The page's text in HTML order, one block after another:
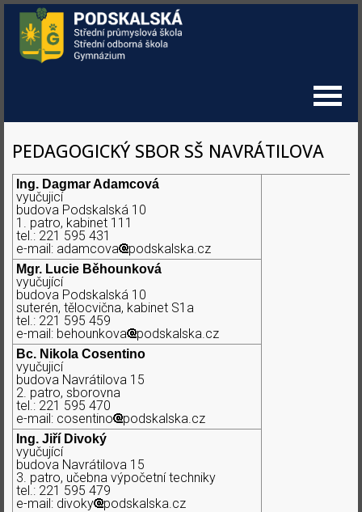
PEDAGOGICKÝ SBOR SŠ NAVRÁTILOVA
Ing. Dagmar Adamcová
vyučujicí
budova Podskalská 10
1. patro, kabinet 111
tel.: 221 595 431
e-mail: adamcova
podskalska.cz
Mgr. Lucie Běhounková
vyučující
budova Podskalská 10
suterén, tělocvična, kabinet S1a
tel.: 221 595 459
e-mail: behounkova
podskalska.cz
Bc. Nikola Cosentino
vyučujicí
budova Navrátilova 15
2. patro, sborovna
tel.: 221 595 470
e-mail: cosentino
podskalska.cz
Ing. Jiří Divoký
vyučující
budova Navrátilova 15
3. patro, učebna výpočetní techniky
tel.: 221 595 479
e-mail: divoky
podskalska.cz